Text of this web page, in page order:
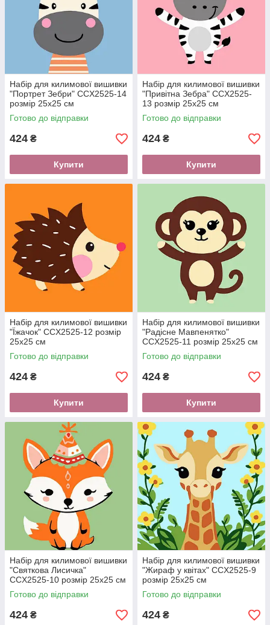
Набір для килимової вишивки
"Портрет Зебри" CCX2525-14
розмір 25х25 см
Готово до відправки
424 ₴
Купити
Набір для килимової вишивки
"Привітна Зебра" CCX2525-
13 розмір 25х25 см
Готово до відправки
424 ₴
Купити
Набір для килимової вишивки
"Їжачок" CCX2525-12 розмір
25х25 см
Готово до відправки
424 ₴
Купити
Набір для килимової вишивки
"Радісне Мавпенятко"
CCX2525-11 розмір 25х25 см
Готово до відправки
424 ₴
Купити
Набір для килимової вишивки
"Святкова Лисичка"
CCX2525-10 розмір 25х25 см
Готово до відправки
424 ₴
Набір для килимової вишивки
"Жираф у квітах" CCX2525-9
розмір 25х25 см
Готово до відправки
424 ₴